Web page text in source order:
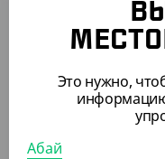
АРТ. 13062
Это нужно,
Абай